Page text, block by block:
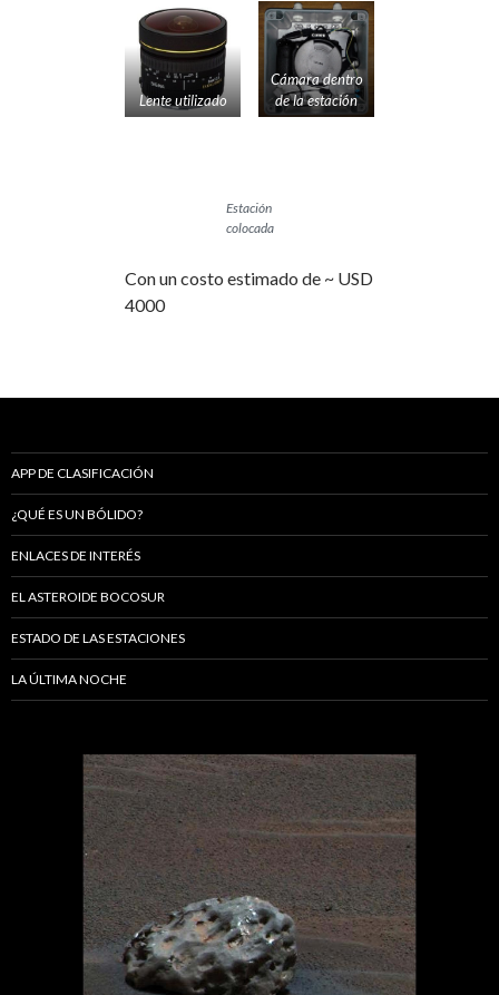
Lente utilizado
Cámara dentro
de la estación
Estación
colocada
Con un costo estimado de ~ USD
4000
APP DE CLASIFICACIÓN
¿QUÉ ES UN BÓLIDO?
ENLACES DE INTERÉS
EL ASTEROIDE BOCOSUR
ESTADO DE LAS ESTACIONES
LA ÚLTIMA NOCHE